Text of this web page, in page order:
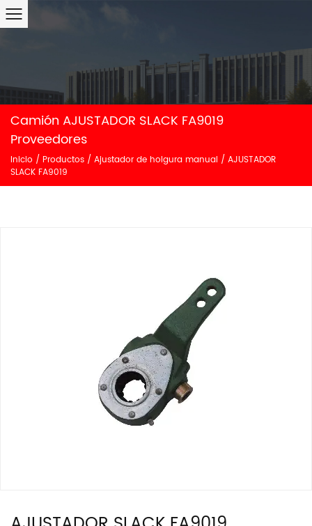
Camión AJUSTADOR SLACK FA9019
Proveedores
Inicio / Productos / Ajustador de holgura manual / AJUSTADOR
SLACK FA9019